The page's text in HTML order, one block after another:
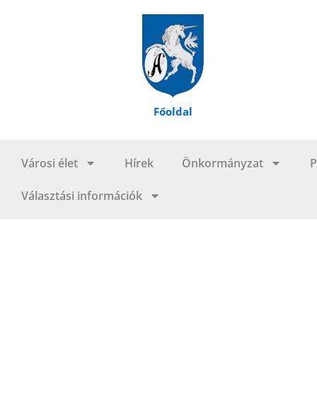
Főoldal
Városi élet Hírek Önkormányzat
Választási információk